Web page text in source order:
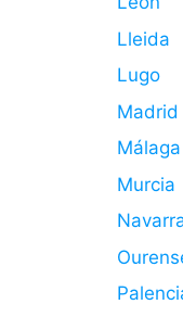
Lleida
Lugo
Madrid
Málaga
Murcia